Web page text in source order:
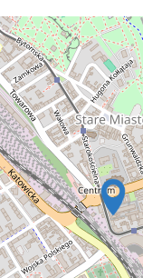
日本